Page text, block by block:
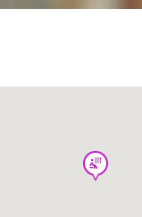
wellness